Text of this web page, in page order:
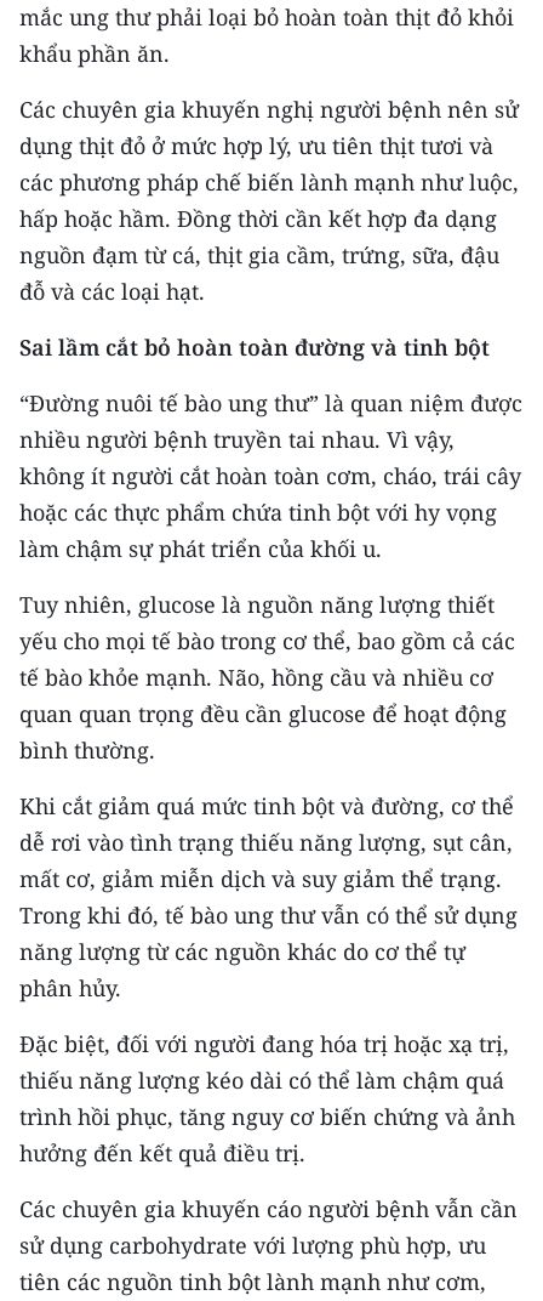
ENGLISH
FRANÇAIS
РУССКИЙ
ESPAÑOL
한국어
mắc ung thư phải loại bỏ hoàn toàn thịt đỏ khỏi
khẩu phần ăn.
Các chuyên gia khuyến nghị người bệnh nên sử
dụng thịt đỏ ở mức hợp lý, ưu tiên thịt tươi và
các phương pháp chế biến lành mạnh như luộc,
hấp hoặc hầm. Đồng thời cần kết hợp đa dạng
nguồn đạm từ cá, thịt gia cầm, trứng, sữa, đậu
đỗ và các loại hạt.
Sai lầm cắt bỏ hoàn toàn đường và tinh bột
“Đường nuôi tế bào ung thư” là quan niệm được
nhiều người bệnh truyền tai nhau. Vì vậy,
không ít người cắt hoàn toàn cơm, cháo, trái cây
hoặc các thực phẩm chứa tinh bột với hy vọng
làm chậm sự phát triển của khối u.
Tuy nhiên, glucose là nguồn năng lượng thiết
yếu cho mọi tế bào trong cơ thể, bao gồm cả các
tế bào khỏe mạnh. Não, hồng cầu và nhiều cơ
quan quan trọng đều cần glucose để hoạt động
bình thường.
Khi cắt giảm quá mức tinh bột và đường, cơ thể
dễ rơi vào tình trạng thiếu năng lượng, sụt cân,
mất cơ, giảm miễn dịch và suy giảm thể trạng.
Trong khi đó, tế bào ung thư vẫn có thể sử dụng
năng lượng từ các nguồn khác do cơ thể tự
phân hủy.
Đặc biệt, đối với người đang hóa trị hoặc xạ trị,
thiếu năng lượng kéo dài có thể làm chậm quá
trình hồi phục, tăng nguy cơ biến chứng và ảnh
hưởng đến kết quả điều trị.
Các chuyên gia khuyến cáo người bệnh vẫn cần
sử dụng carbohydrate với lượng phù hợp, ưu
tiên các nguồn tinh bột lành mạnh như cơm,